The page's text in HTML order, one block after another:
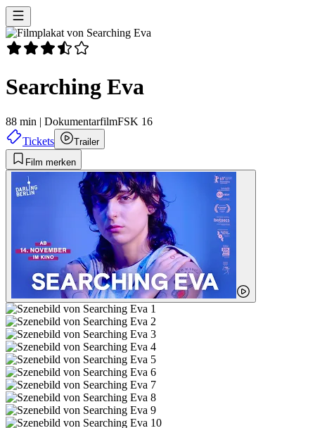
Searching Eva
88 min | DokumentarfilmFSK 16
Tickets
Trailer
Film merken